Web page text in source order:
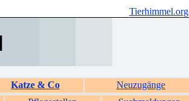
Tierhimmel.org
Katze & Co Neuzugänge